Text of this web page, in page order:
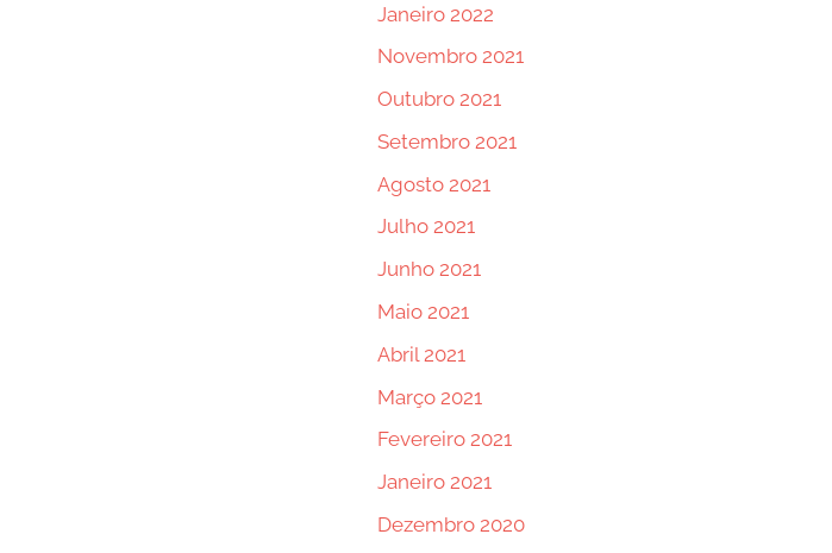
Janeiro 2022
Novembro 2021
Outubro 2021
Setembro 2021
Agosto 2021
Julho 2021
Junho 2021
Maio 2021
Abril 2021
Março 2021
Fevereiro 2021
Janeiro 2021
Dezembro 2020